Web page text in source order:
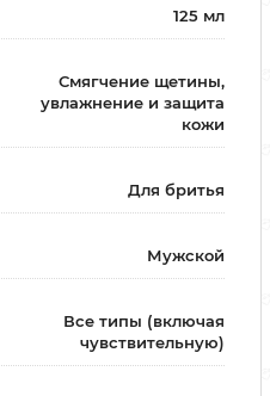
125 мл
Смягчение щетины,
увлажнение и защита
кожи
Для бритья
Мужской
Все типы (включая
чувствительную)